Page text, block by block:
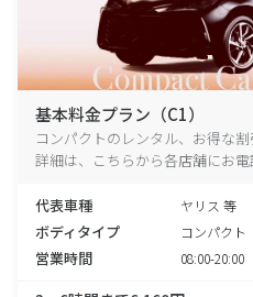
基本料金プラン（C1）
コンパクトのレンタル、お得な
詳細は、こちらから各店舗にお電
代表車種 ヤリス 等
ボディタイプ コンパクト
営業時間 08:00-20:00